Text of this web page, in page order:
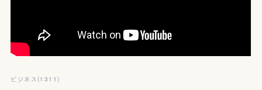
ビジネス (1311 )